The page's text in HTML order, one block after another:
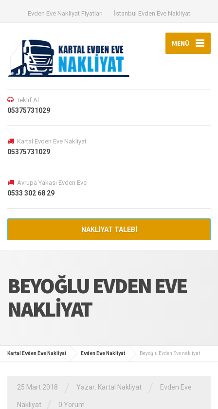
Evden Eve Nakliyat Fiyatları İstanbul Evden Eve Nakliyat
MENÜ
Teklif Al
05375731029
Kartal Evden Eve Nakliyat
05375731029
Avrupa Yakası Evden Eve
0533 302 68 29
NAKLİYAT TALEBİ
BEYOĞLU EVDEN EVE
NAKLIYAT
Kartal Evden Eve Nakliyat Evden Eve Nakliyat Beyoğlu Evden Eve nakliyat
25 Mart 2018 Yazar: Kartal Nakliyat Evden Eve
Nakliyat 0 Yorum